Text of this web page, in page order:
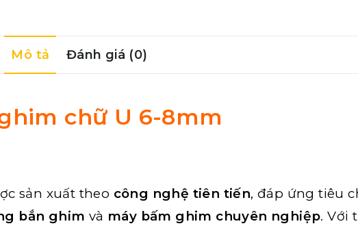
Mô tả Đánh giá (0)
chữ U 6-8mm
sản xuất theo công nghệ tiên tiến, đáp ứng tiêu
bắn ghim và máy bấm ghim chuyên nghiệp. Với